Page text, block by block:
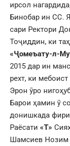
ирсол
Бинобар ин СС.
сари Ректори
Тоҷиддин, ки
«Ҷомеъату-л-
2015 дар ин
рехт, ки
Эрон ӯро
Барои ҳамин ӯ
донишкада
Раёсати «Т»
Шамсиев Нозим